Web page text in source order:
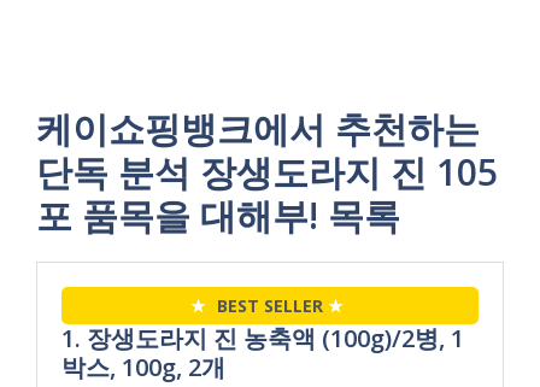
케이쇼핑뱅크에서 추천하는
단독 분석 장생도라지 진 105
포 품목을 대해부! 목록
★ BEST SELLER ★
1. 장생도라지 진 농축액 (100g)/2병, 1
박스, 100g, 2개